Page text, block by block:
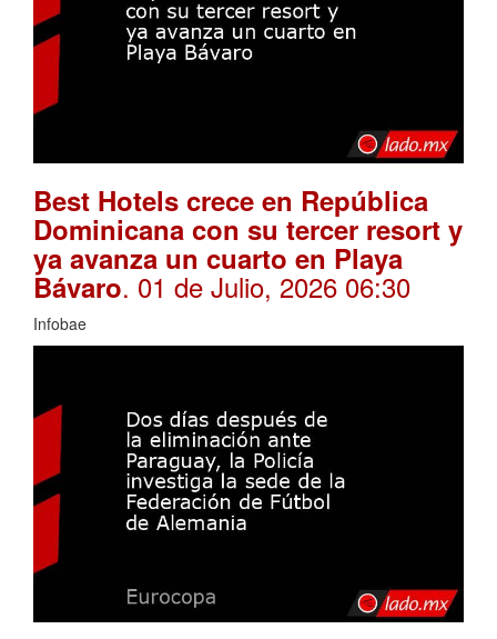
Best Hotels crece en República
Dominicana con su tercer resort y
ya avanza un cuarto en Playa
Bávaro. 01 de Julio, 2026 06:30
Infobae